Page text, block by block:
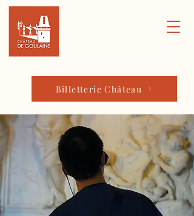
Billetterie Château